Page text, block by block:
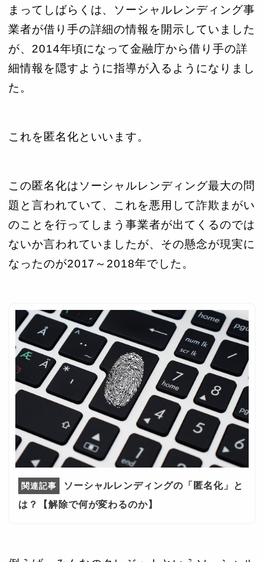
まってしばらくは、ソーシャルレンディング事
業者が借り手の詳細の情報を開示していました
が、2014年頃になって金融庁から借り手の詳
細情報を隠すように指導が入るようになりまし
た。
これを匿名化といいます。
この匿名化はソーシャルレンディング最大の問
題と言われていて、これを悪用して詐欺まがい
のことを行ってしまう事業者が出てくるのでは
ないか言われていましたが、その懸念が現実に
なったのが2017～2018年でした。
ソーシャルレンディングの「匿名化」と
は？【解除で何が変わるのか】